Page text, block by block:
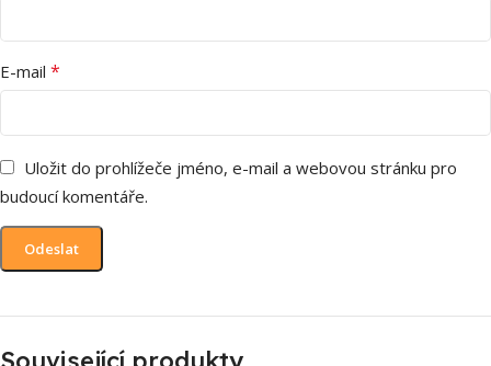
E-mail *
Uložit do prohlížeče jméno, e-mail a webovou stránku pro
budoucí komentáře.